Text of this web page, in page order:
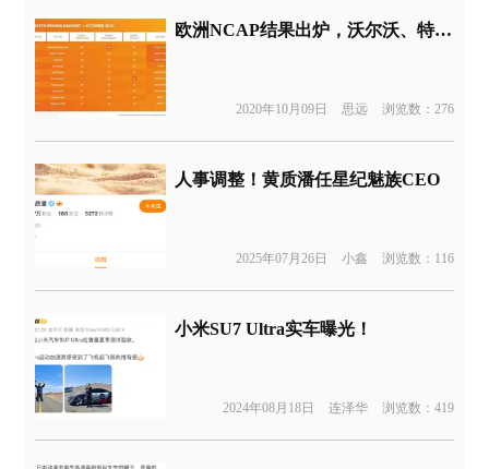
欧洲NCAP结果出炉，沃尔沃、特斯拉这项测试竟不及帕萨特
2020年10月09日 思远 浏览数：276
人事调整！黄质潘任星纪魅族CEO
2025年07月26日 小鑫 浏览数：116
小米SU7 Ultra实车曝光！
2024年08月18日 连泽华 浏览数：419